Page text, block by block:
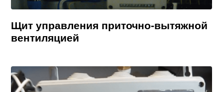
Щит управления приточно-вытяжной
вентиляцией